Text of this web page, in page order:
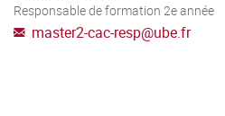
Responsable de formation 2e année
master2-cac-resp@ube.fr